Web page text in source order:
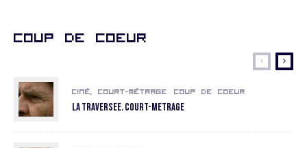
Coup de coeur
Ciné, court-métrage Coup de coeur
La Traversee. COURT-METRAGE